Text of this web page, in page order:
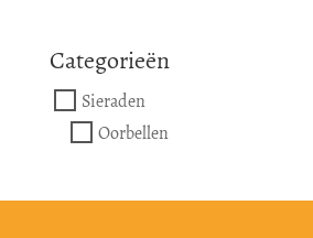
Categorieën
Sieraden
Oorbellen